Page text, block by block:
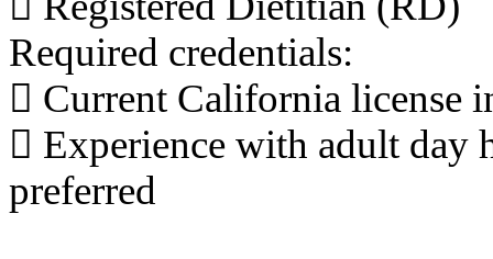
Required credentials:
 Current California license
 Experience with adult day
preferred